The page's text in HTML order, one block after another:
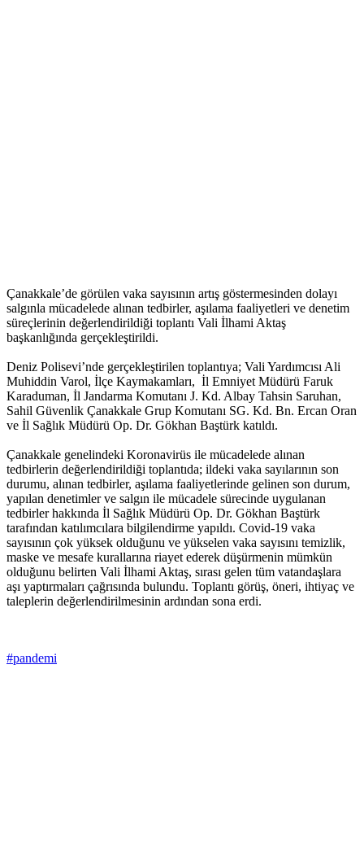
Çanakkale’de görülen vaka sayısının artış göstermesinden dolayı
salgınla mücadelede alınan tedbirler, aşılama faaliyetleri ve denetim
süreçlerinin değerlendirildiği toplantı Vali İlhami Aktaş
başkanlığında gerçekleştirildi.
Deniz Polisevi’nde gerçekleştirilen toplantıya; Vali Yardımcısı Ali
Muhiddin Varol, İlçe Kaymakamları, İl Emniyet Müdürü Faruk
Karaduman, İl Jandarma Komutanı J. Kd. Albay Tahsin Saruhan,
Sahil Güvenlik Çanakkale Grup Komutanı SG. Kd. Bn. Ercan Oran
ve İl Sağlık Müdürü Op. Dr. Gökhan Baştürk katıldı.
Çanakkale genelindeki Koronavirüs ile mücadelede alınan
tedbirlerin değerlendirildiği toplantıda; ildeki vaka sayılarının son
durumu, alınan tedbirler, aşılama faaliyetlerinde gelinen son durum,
yapılan denetimler ve salgın ile mücadele sürecinde uygulanan
tedbirler hakkında İl Sağlık Müdürü Op. Dr. Gökhan Baştürk
tarafından katılımcılara bilgilendirme yapıldı. Covid-19 vaka
sayısının çok yüksek olduğunu ve yükselen vaka sayısını temizlik,
maske ve mesafe kurallarına riayet ederek düşürmenin mümkün
olduğunu belirten Vali İlhami Aktaş, sırası gelen tüm vatandaşlara
aşı yaptırmaları çağrısında bulundu. Toplantı görüş, öneri, ihtiyaç ve
taleplerin değerlendirilmesinin ardından sona erdi.
#pandemi